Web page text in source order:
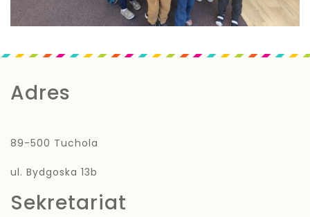
Adres
89-500 Tuchola
ul. Bydgoska 13b
Sekretariat